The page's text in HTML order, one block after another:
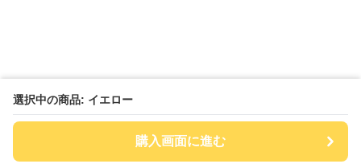
選択中の商品: イエロー
購入画面に進む